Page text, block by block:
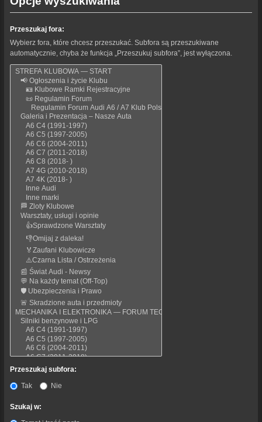
Przeszukaj fora:
Wybierz fora, które chcesz przeszukać. Subfora są przeszukiwane
automatycznie, chyba że funkcja „Przeszukuj subfora”, jest wyłączona.
Przeszukaj subfora:
Tak
Nie
Szukaj w: